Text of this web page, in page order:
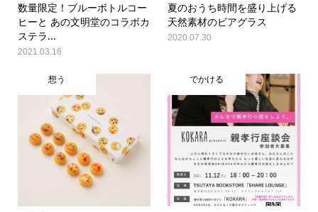
数量限定！ブルーボトルコー
ヒーと あの文明堂のコラボカ
ステラ...
2021.03.16
夏のおうち時間を盛り上げる
天然素材のビアグラス
2020.07.30
想う でかける